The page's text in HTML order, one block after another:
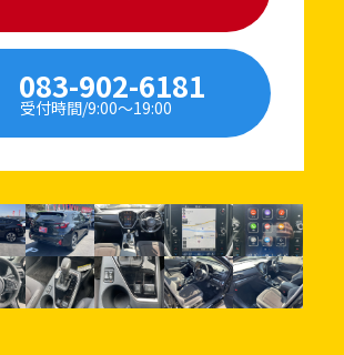
083-902-6181
受付時間/9:00〜19:00